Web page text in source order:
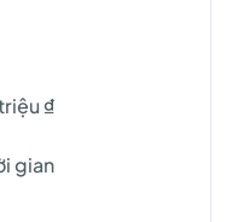
₫
gian